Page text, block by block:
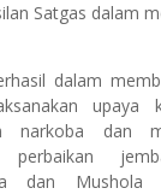
Satgas dalam
dalam
upaya
narkoba dan
dan Mushola